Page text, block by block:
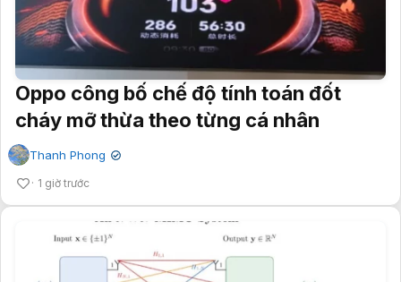
Oppo công bố chế độ tính toán đốt
cháy mỡ thừa theo từng cá nhân
Thanh Phong ✔
1 giờ trước